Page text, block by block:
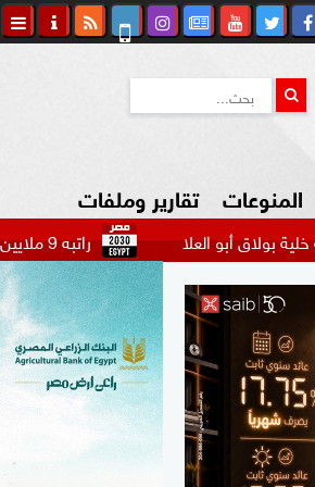
المنوعات
السياحة في مصر
التكنولوجيا
المرأة والأسرة
السيارات
تقارير وملفات
راتبه 9 ملايين دولار.. بيراميدز يتحرك لضم مهاجم الاتحاد السعودي...